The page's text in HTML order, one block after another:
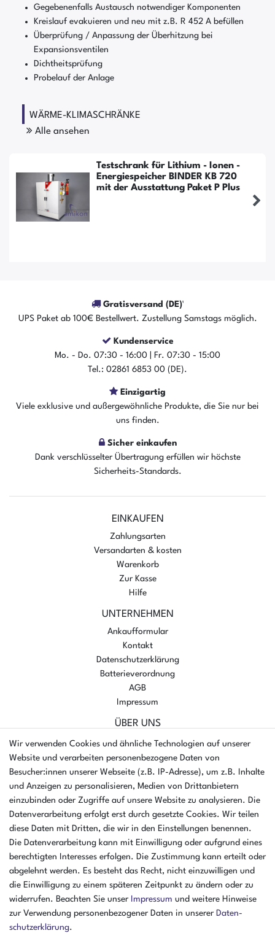
Gegebenenfalls Austausch notwendiger Komponenten
Kreislauf evakuieren und neu mit z.B. R 452 A befüllen
Überprüfung / Anpassung der Überhitzung bei
Expansionsventilen
Dichtheitsprüfung
Probelauf der Anlage
WÄRME-KLIMASCHRÄNKE
Alle ansehen
Testschrank für Lithium - Ionen -
Energiespeicher BINDER KB 720
mit der Ausstattung Paket P Plus
In den Warenkorb
Gratisversand (DE)¹
UPS Paket ab 100€ Bestellwert. Zustellung Samstags möglich.
Kundenservice
Mo. - Do. 07:30 - 16:00 | Fr. 07:30 - 15:00
Tel.: 02861 6853 00 (DE).
Einzigartig
Viele exklusive und außergewöhnliche Produkte, die Sie nur bei
uns finden.
Sicher einkaufen
Dank verschlüsselter Übertragung erfüllen wir höchste
Sicherheits-Standards.
EINKAUFEN
Zahlungsarten
Versandarten & kosten
Warenkorb
Zur Kasse
Hilfe
UNTERNEHMEN
Ankaufformular
Kontakt
Datenschutzerklärung
Batterieverordnung
AGB
Impressum
ÜBER UNS
AMIKON GMBH
Einsteinstr. 8a
46325 Borken
Deutschland
Öffnungszeiten Montag - Donnerstag
07:30 - 16:00 Uhr
Öffnungszeiten Freitag
07:30 - 15:00 Uhr
ZAHLUNGSARTEN
Wir verwenden Cookies und ähnliche Technologien auf unserer
Website und verarbeiten personenbezogene Daten von
Besucher:innen unserer Webseite (z.B. IP-Adresse), um z.B. Inhalte
und Anzeigen zu personalisieren, Medien von Drittanbietern
einzubinden oder Zugriffe auf unsere Website zu analysieren. Die
Datenverarbeitung erfolgt erst durch gesetzte Cookies. Wir teilen
diese Daten mit Dritten, die wir in den Einstellungen benennen.
Die Datenverarbeitung kann mit Einwilligung oder aufgrund eines
berechtigten Interesses erfolgen. Die Zustimmung kann erteilt oder
abgelehnt werden. Es besteht das Recht, nicht einzuwilligen und
die Einwilligung zu einem späteren Zeitpunkt zu ändern oder zu
widerrufen. Beachten Sie unser Impressum und weitere Hinweise
zur Verwendung personenbezogener Daten in unserer Daten­
schutz­erklärung.